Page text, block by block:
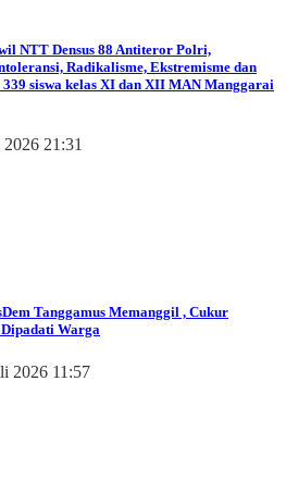
NTT Densus 88 Antiteror Polri,
Radikalisme, Ekstremisme dan
siswa kelas XI dan XII MAN Manggarai
21:31
Tanggamus Memanggil , Cukur
Warga
2026 11:57